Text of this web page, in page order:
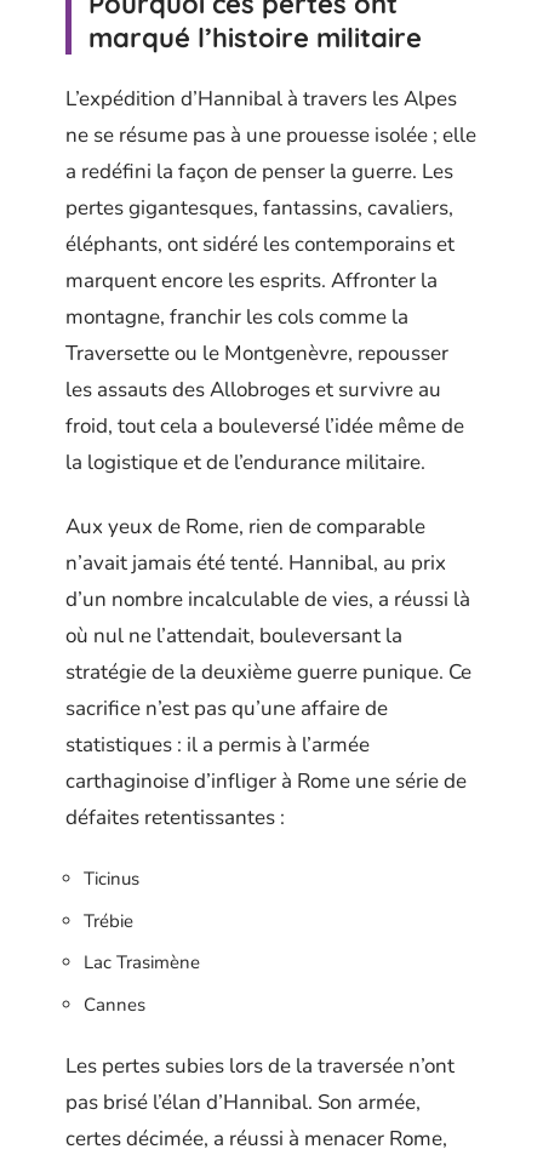
marqué l’histoire militaire
L’expédition d’Hannibal à travers les Alpes
ne se résume pas à une prouesse isolée ; elle
a redéfini la façon de penser la guerre. Les
pertes gigantesques, fantassins, cavaliers,
éléphants, ont sidéré les contemporains et
marquent encore les esprits. Affronter la
montagne, franchir les cols comme la
Traversette ou le Montgenèvre, repousser
les assauts des Allobroges et survivre au
froid, tout cela a bouleversé l’idée même de
la logistique et de l’endurance militaire.
Aux yeux de Rome, rien de comparable
n’avait jamais été tenté. Hannibal, au prix
d’un nombre incalculable de vies, a réussi là
où nul ne l’attendait, bouleversant la
stratégie de la deuxième guerre punique. Ce
sacrifice n’est pas qu’une affaire de
statistiques : il a permis à l’armée
carthaginoise d’infliger à Rome une série de
défaites retentissantes :
Ticinus
Trébie
Lac Trasimène
Cannes
Les pertes subies lors de la traversée n’ont
pas brisé l’élan d’Hannibal. Son armée,
certes décimée, a réussi à menacer Rome,